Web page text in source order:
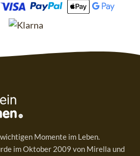
Momente im Leben.
im Oktober 2009 von Mirella und